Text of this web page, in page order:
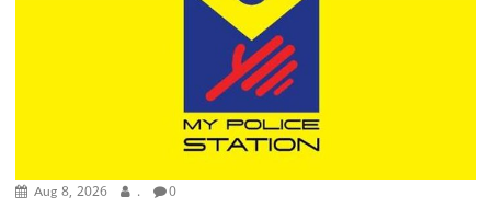
Aug 8, 2026 . 0